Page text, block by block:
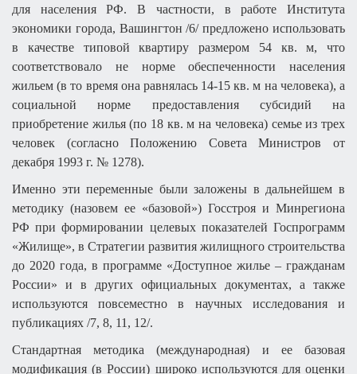
для населения РФ. В частности, в работе Института
экономики города, Вашингтон /6/ предложено использовать
в качестве типовой квартиру размером 54 кв. м, что
соответствовало не норме обеспеченности населения
жильем (в то время она равнялась 14-15 кв. м на человека), а
социальной норме предоставления субсидий на
приобретение жилья (по 18 кв. м на человека) семье из трех
человек (согласно Положению Совета Министров от
декабря 1993 г. № 1278).
Именно эти переменные были заложены в дальнейшем в
методику (назовем ее «базовой») Госстроя и Минрегиона
РФ при формировании целевых показателей Госпрограмм
«Жилище», в Стратегии развития жилищного строительства
до 2020 года, в программе «Доступное жилье – гражданам
России» и в других официальных документах, а также
используются повсеместно в научных исследования и
публикациях /7, 8, 11, 12/.
Стандартная методика (международная) и ее базовая
модификация (в России) широко используются для оценки